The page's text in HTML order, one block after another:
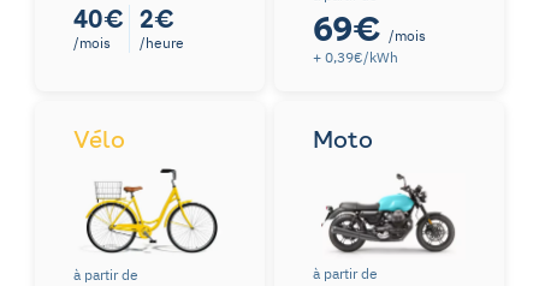
40€
/mois
2€
/heure 69€ /mois
+ 0,39€/kWh
Vélo
à partir de
Moto
à partir de